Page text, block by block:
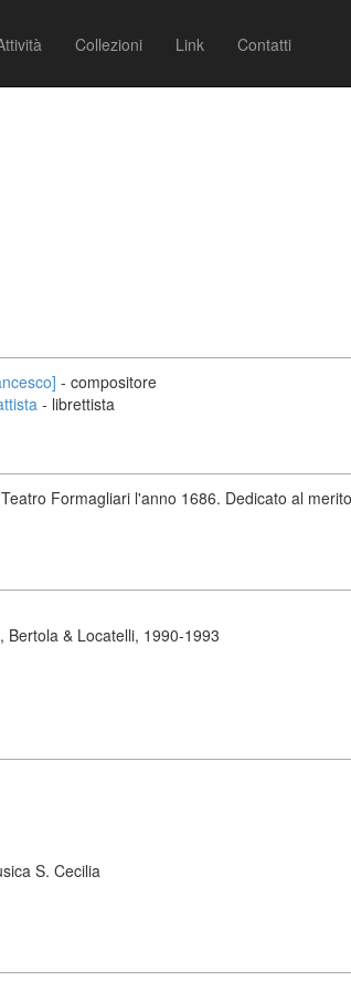
Collezioni Link Contatti
- compositore
- librettista
Formagliari l'anno 1686. Dedicato al
Bertola & Locatelli, 1990-1993
S. Cecilia